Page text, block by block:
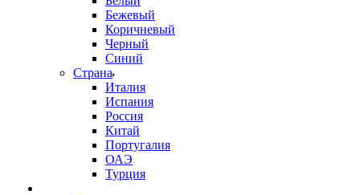
Бежевый
Коричневый
Черный
Синий
Страна
Италия
Испания
Россия
Китай
Португалия
ОАЭ
Турция